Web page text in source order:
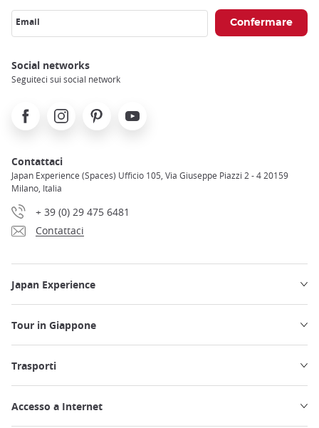
Email
Social networks
Seguiteci sui social network
FacebookInstagramPinterest Youtube
Contattaci
Japan Experience (Spaces) Ufficio 105, Via Giuseppe Piazzi 2 - 4 20159
Milano, Italia
+ 39 (0) 29 475 6481
Contattaci
Japan Experience
Tour in Giappone
Trasporti
Accesso a Internet